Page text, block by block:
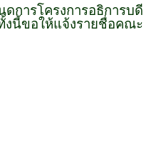
การโครงการอธิการบดี
นี้ขอให้แจ้งรายชื่อคณะ